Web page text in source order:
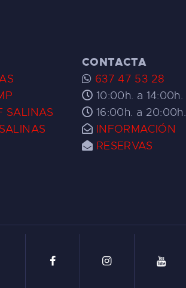
SALINAS
CONTACTA
637 47 53 28
10:00h. a 14:00h.
16:00h. a 20:00h.
INFORMACIÓN
RESERVAS